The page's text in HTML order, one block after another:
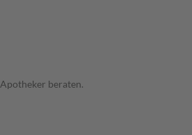
beraten.